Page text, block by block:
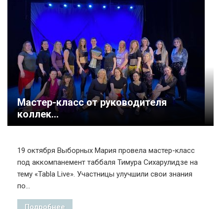
Мастер-класс от руководителя
коллек...
19 октября Выборных Мария провела мастер-класс
под аккомпанемент таббаля Тимура Сихарулидзе на
тему «Tabla Live». Участницы улучшили свои знания
по...
Подробнее